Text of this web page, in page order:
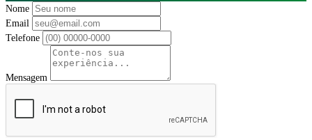
Nome
Email
Telefone
Mensagem